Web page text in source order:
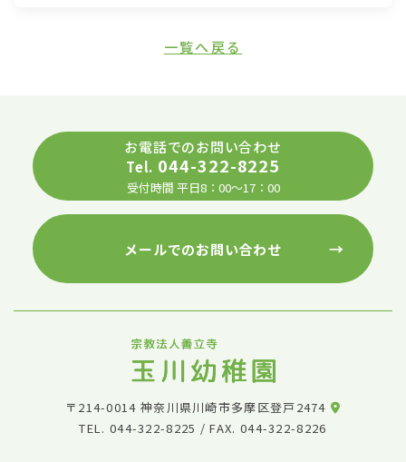
一覧へ戻る
お電話でのお問い合わせ
Tel. 044-322-8225
受付時間 平日8：00～17：00
メールでのお問い合わせ →
〒214-0014 神奈川県川崎市多摩区登戸2474
TEL. 044-322-8225 / FAX. 044-322-8226